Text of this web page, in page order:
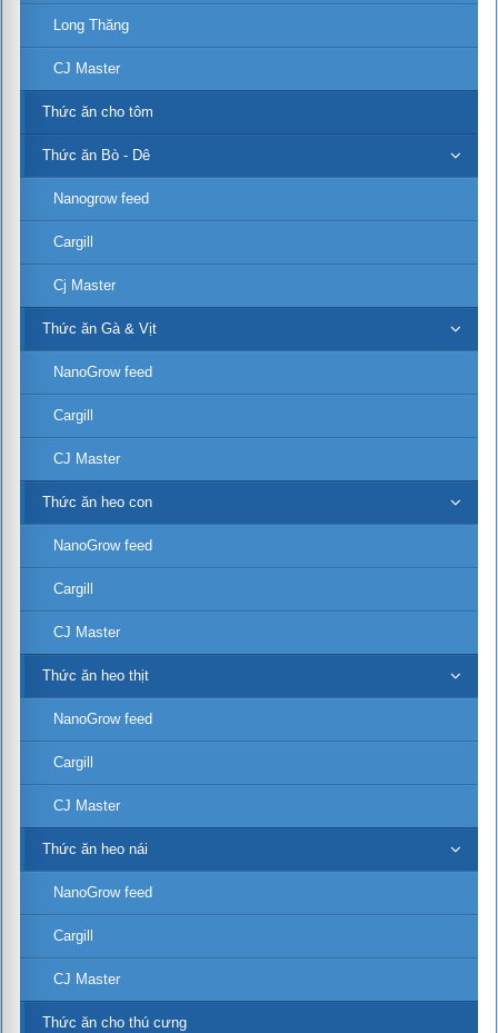
Long Thăng
CJ Master
Thức ăn cho tôm
Thức ăn Bò - Dê
Nanogrow feed
Cargill
Cj Master
Thức ăn Gà & Vịt
NanoGrow feed
Cargill
CJ Master
Thức ăn heo con
NanoGrow feed
Cargill
CJ Master
Thức ăn heo thịt
NanoGrow feed
Cargill
CJ Master
Thức ăn heo nái
NanoGrow feed
Cargill
CJ Master
Thức ăn cho thú cưng